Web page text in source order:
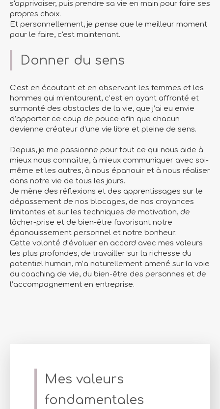
s'apprivoiser, puis prendre sa vie en main pour faire ses
propres choix.
Et personnellement, je pense que le meilleur moment
pour le faire, c'est maintenant.
Donner du sens
C’est en écoutant et en observant les femmes et les
hommes qui m’entourent, c’est en ayant affronté et
surmonté des obstacles de la vie, que j’ai eu envie
d’apporter ce coup de pouce afin que chacun
devienne créateur d’une vie libre et pleine de sens.
Depuis, je me passionne pour tout ce qui nous aide à
mieux nous connaître, à mieux communiquer avec soi-
même et les autres, à nous épanouir et à nous réaliser
dans notre vie de tous les jours.
Je mène des réflexions et des apprentissages sur le
dépassement de nos blocages, de nos croyances
limitantes et sur les techniques de motivation, de
lâcher-prise et de bien-être favorisant notre
épanouissement personnel et notre bonheur.
Cette volonté d’évoluer en accord avec mes valeurs
les plus profondes, de travailler sur la richesse du
potentiel humain, m’a naturellement amené sur la voie
du coaching de vie, du bien-être des personnes et de
l’accompagnement en entreprise.
Mes valeurs
fondamentales